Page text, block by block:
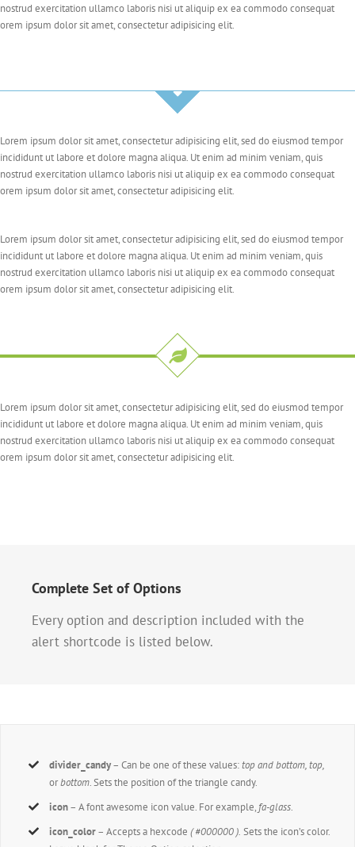
nostrud exercitation ullamco laboris nisi ut aliquip ex ea commodo consequat
orem ipsum dolor sit amet, consectetur adipisicing elit.
Lorem ipsum dolor sit amet, consectetur adipisicing elit, sed do eiusmod tempor
incididunt ut labore et dolore magna aliqua. Ut enim ad minim veniam, quis
nostrud exercitation ullamco laboris nisi ut aliquip ex ea commodo consequat
orem ipsum dolor sit amet, consectetur adipisicing elit.
Lorem ipsum dolor sit amet, consectetur adipisicing elit, sed do eiusmod tempor
incididunt ut labore et dolore magna aliqua. Ut enim ad minim veniam, quis
nostrud exercitation ullamco laboris nisi ut aliquip ex ea commodo consequat
orem ipsum dolor sit amet, consectetur adipisicing elit.
Lorem ipsum dolor sit amet, consectetur adipisicing elit, sed do eiusmod tempor
incididunt ut labore et dolore magna aliqua. Ut enim ad minim veniam, quis
nostrud exercitation ullamco laboris nisi ut aliquip ex ea commodo consequat
orem ipsum dolor sit amet, consectetur adipisicing elit.
Complete Set of Options
Every option and description included with the
alert shortcode is listed below.
divider_candy– Can be one of these values:top and bottom, top,
orbottom. Sets the position of the triangle candy.
icon– A font awesome icon value. For example, fa-glass.
icon_color– Accepts a hexcode( #000000 ). Sets the icon’s color.